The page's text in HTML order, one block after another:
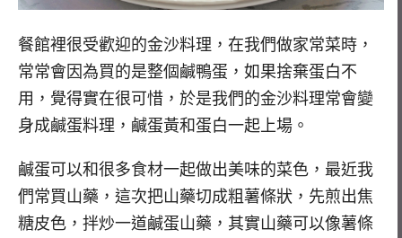
餐館裡很受歡迎的金沙料理，在我們做家常菜時，
常常會因為買的是整個鹹鴨蛋，如果捨棄蛋白不
用，覺得實在很可惜，於是我們的金沙料理常會變
身成鹹蛋料理，鹹蛋黃和蛋白一起上場。
鹹蛋可以和很多食材一起做出美味的菜色，最近我
們常買山藥，這次把山藥切成粗薯條狀，先煎出焦
糖皮色，拌炒一道鹹蛋山藥，其實山藥可以像薯條